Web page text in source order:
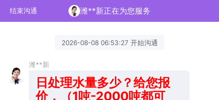
结束沟通 潍**新正在为您服务
2026-08-08 06:53:27 开始沟通
潍**新
日处理水量多少？给您报
价，（1吨-2000吨都可